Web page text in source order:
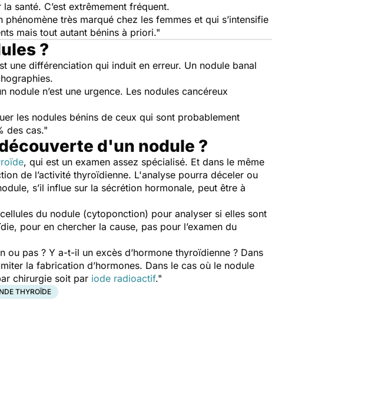
santé. C’est extrêmement fréquent.
phénomène très marqué chez les femmes et qui s’intensifie
mais tout autant bénins à priori."
?
une différenciation qui induit en erreur. Un nodule banal
nodule n’est une urgence. Les nodules cancéreux
les nodules bénins de ceux qui sont probablement
des cas."
d'un nodule ?
, qui est un examen assez spécialisé. Et dans le même
de l’activité thyroïdienne. L'analyse pourra déceler ou
s’il influe sur la sécrétion hormonale, peut être à
du nodule (cytoponction) pour analyser si elles sont
pour en chercher la cause, pas pour l’examen du
pas ? Y a-t-il un excès d’hormone thyroïdienne ? Dans
la fabrication d’hormones. Dans le cas où le nodule
chirurgie soit par iode radioactif."
THYROÏDE